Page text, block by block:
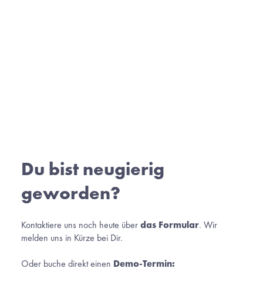
Du bist neugierig
geworden?
Kontaktiere uns noch heute über das Formular. Wir
melden uns in Kürze bei Dir.
Oder buche direkt einen Demo-Termin: